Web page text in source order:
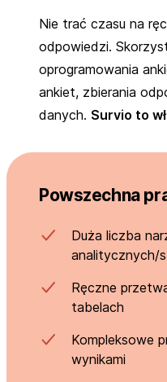
Nie trać czasu na
odpowiedzi.
oprogramowania
ankiet, zbierania
danych. Survio to
Powszechna
Duża liczba
analitycznych/
Ręczne
tabelach
Kompleksowe
wynikami